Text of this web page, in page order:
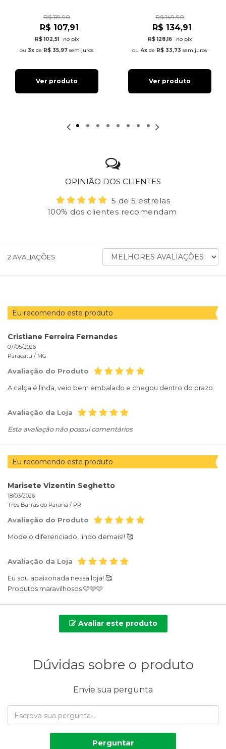
R$ 119,90
R$ 107,91
R$ 102,51
no pix
3x de R$ 35,97 sem juros
Ver produto
R$ 149,90
R$ 134,91
R$ 128,16
no pix
4x de R$ 33,73 sem juros
Ver produto
OPINIÃO DOS CLIENTES
5 de 5 estrelas
100% dos clientes recomendam
2AVALIAÇÕES
ORDENAR
AVALIAÇÕES
Eu recomendo este produto
Cristiane Ferreira Fernandes
07/05/2026
Paracatu / MG
Avaliação do Produto
A calça é linda, veio bem embalado e chegou dentro do prazo.
Avaliação da Loja
Esta avaliação não possui comentários.
Eu recomendo este produto
Marisete Vizentin Seghetto
18/03/2026
Três Barras do Paraná / PR
Avaliação do Produto
Modelo diferenciado, lindo demais!! 🥰
Avaliação da Loja
Eu sou apaixonada nessa loja! 🥰
Produtos maravilhosos 🩷🩷🩷
Avaliar este produto
Dúvidas sobre o produto
Envie sua pergunta
Perguntar